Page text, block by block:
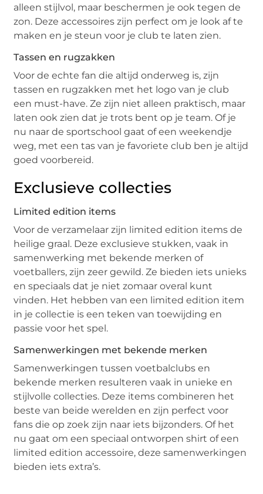
alleen stijlvol, maar beschermen je ook tegen de
zon. Deze accessoires zijn perfect om je look af te
maken en je steun voor je club te laten zien.
Tassen en rugzakken
Voor de echte fan die altijd onderweg is, zijn
tassen en rugzakken met het logo van je club
een must-have. Ze zijn niet alleen praktisch, maar
laten ook zien dat je trots bent op je team. Of je
nu naar de sportschool gaat of een weekendje
weg, met een tas van je favoriete club ben je altijd
goed voorbereid.
Exclusieve collecties
Limited edition items
Voor de verzamelaar zijn limited edition items de
heilige graal. Deze exclusieve stukken, vaak in
samenwerking met bekende merken of
voetballers, zijn zeer gewild. Ze bieden iets unieks
en speciaals dat je niet zomaar overal kunt
vinden. Het hebben van een limited edition item
in je collectie is een teken van toewijding en
passie voor het spel.
Samenwerkingen met bekende merken
Samenwerkingen tussen voetbalclubs en
bekende merken resulteren vaak in unieke en
stijlvolle collecties. Deze items combineren het
beste van beide werelden en zijn perfect voor
fans die op zoek zijn naar iets bijzonders. Of het
nu gaat om een speciaal ontworpen shirt of een
limited edition accessoire, deze samenwerkingen
bieden iets extra’s.